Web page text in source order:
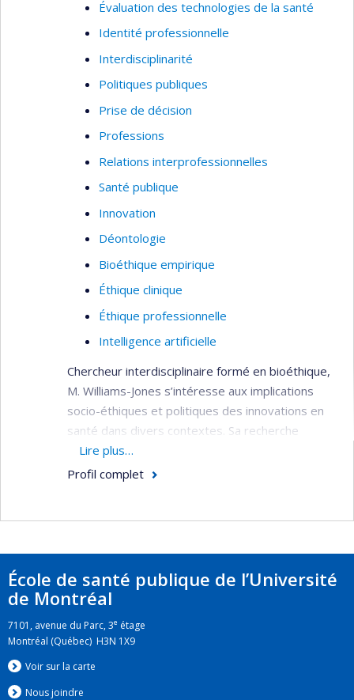
Évaluation des technologies de la santé
Identité professionnelle
Interdisciplinarité
Politiques publiques
Prise de décision
Professions
Relations interprofessionnelles
Santé publique
Innovation
Déontologie
Bioéthique empirique
Éthique clinique
Éthique professionnelle
Intelligence artificielle
Chercheur interdisciplinaire formé en bioéthique,
M. Williams-Jones s’intéresse aux implications
socio-éthiques et politiques des innovations en
santé dans divers contextes. Sa recherche
examine les conflits qui peuvent surgir dans la
recherche universitaire et la pratique
Lire plus…
Profil complet
École de santé publique de l’Université
de Montréal
7101, avenue du Parc, 3e étage
Montréal (Québec) H3N 1X9
Voir sur la carte
Nous joindre